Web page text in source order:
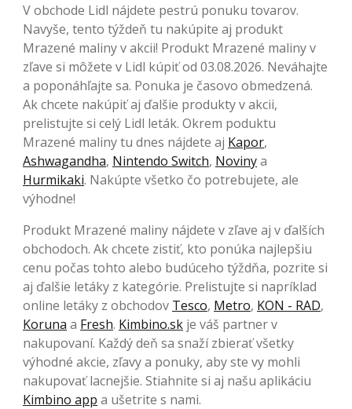
V obchode Lidl nájdete pestrú ponuku tovarov.
Navyše, tento týždeň tu nakúpite aj produkt
Mrazené maliny v akcii! Produkt Mrazené maliny v
zľave si môžete v Lidl kúpiť od 03.08.2026. Neváhajte
a poponáhľajte sa. Ponuka je časovo obmedzená.
Ak chcete nakúpiť aj ďalšie produkty v akcii,
prelistujte si celý Lidl leták. Okrem poduktu
Mrazené maliny tu dnes nájdete aj Kapor,
Ashwagandha, Nintendo Switch, Novinya
Hurmikaki. Nakúpte všetko čo potrebujete, ale
výhodne!
Produkt Mrazené maliny nájdete v zľave aj v ďalších
obchodoch. Ak chcete zistiť, kto ponúka najlepšiu
cenu počas tohto alebo budúceho týždňa, pozrite si
aj ďalšie letáky z kategórie. Prelistujte si napríklad
online letáky z obchodov Tesco, Metro, KON - RAD,
Koruna a Fresh. Kimbino.sk je váš partner v
nakupovaní. Každý deň sa snaží zbierať všetky
výhodné akcie, zľavy a ponuky, aby ste vy mohli
nakupovať lacnejšie. Stiahnite si aj našu aplikáciu
Kimbino app a ušetrite s nami.